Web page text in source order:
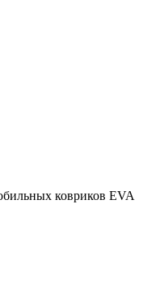
ковриков EVA